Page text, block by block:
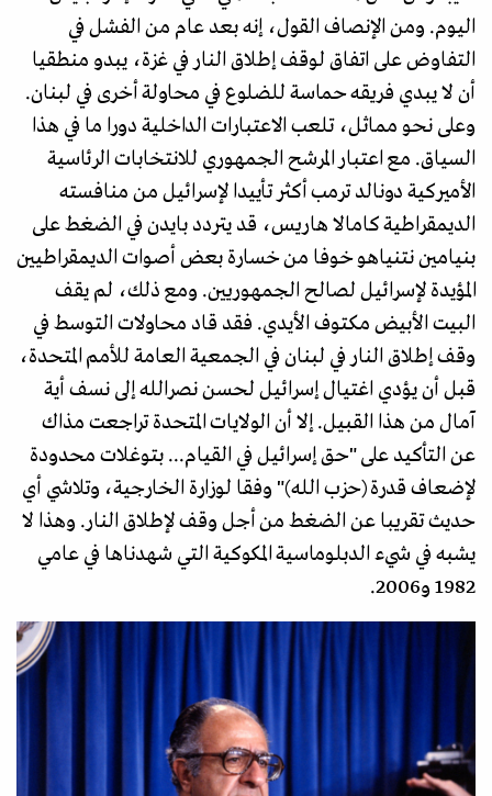
اليوم. ومن الإنصاف القول، إنه بعد عام من الفشل في
التفاوض على اتفاق لوقف إطلاق النار في غزة، يبدو منطقيا
أن لا يبدي فريقه حماسة للضلوع في محاولة أخرى في لبنان.
وعلى نحو مماثل، تلعب الاعتبارات الداخلية دورا ما في هذا
السياق. مع اعتبار المرشح الجمهوري للانتخابات الرئاسية
الأميركية دونالد ترمب أكثر تأييدا لإسرائيل من منافسته
الديمقراطية كامالا هاريس، قد يتردد بايدن في الضغط على
بنيامين نتنياهو خوفا من خسارة بعض أصوات الديمقراطيين
المؤيدة لإسرائيل لصالح الجمهوريين. ومع ذلك، لم يقف
البيت الأبيض مكتوف الأيدي. فقد قاد محاولات التوسط في
وقف إطلاق النار في لبنان في الجمعية العامة للأمم المتحدة،
قبل أن يؤدي اغتيال إسرائيل لحسن نصرالله إلى نسف أية
آمال من هذا القبيل. إلا أن الولايات المتحدة تراجعت مذاك
عن التأكيد على "حق إسرائيل في القيام... بتوغلات محدودة
لإضعاف قدرة (حزب الله)" وفقا لوزارة الخارجية، وتلاشي أي
حديث تقريبا عن الضغط من أجل وقف لإطلاق النار. وهذا لا
يشبه في شيء الدبلوماسية المكوكية التي شهدناها في عامي
1982 و2006.